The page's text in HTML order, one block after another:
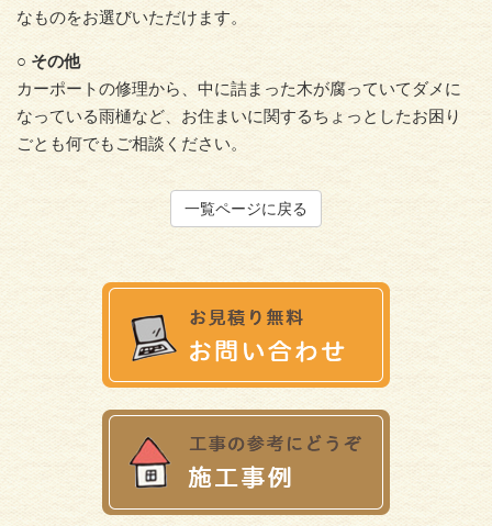
なものをお選びいただけます。
○ その他
カーポートの修理から、中に詰まった木が腐っていてダメに
なっている雨樋など、お住まいに関するちょっとしたお困り
ごとも何でもご相談ください。
一覧ページに戻る